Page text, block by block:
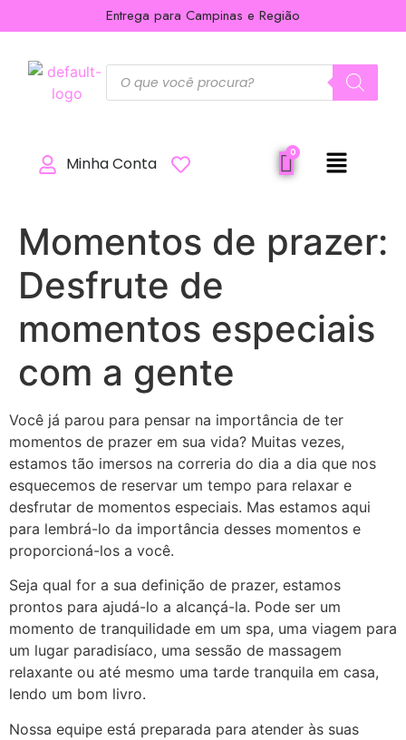
Entrega para Campinas e Região
Minha Conta
Momentos de prazer:
Desfrute de
momentos especiais
com a gente
Você já parou para pensar na importância de ter
momentos de prazer em sua vida? Muitas vezes,
estamos tão imersos na correria do dia a dia que nos
esquecemos de reservar um tempo para relaxar e
desfrutar de momentos especiais. Mas estamos aqui
para lembrá-lo da importância desses momentos e
proporcioná-los a você.
Seja qual for a sua definição de prazer, estamos
prontos para ajudá-lo a alcançá-la. Pode ser um
momento de tranquilidade em um spa, uma viagem para
um lugar paradisíaco, uma sessão de massagem
relaxante ou até mesmo uma tarde tranquila em casa,
lendo um bom livro.
Nossa equipe está preparada para atender às suas